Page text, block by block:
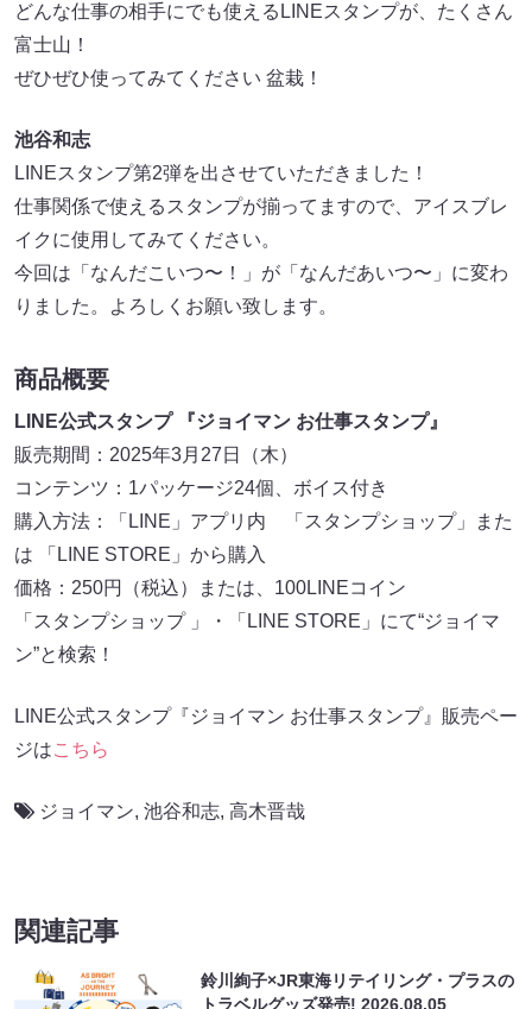
どんな仕事の相手にでも使えるLINEスタンプが、たくさん
富士山！
ぜひぜひ使ってみてください 盆栽！
池谷和志
LINEスタンプ第2弾を出させていただきました！
仕事関係で使えるスタンプが揃ってますので、アイスブレ
イクに使用してみてください。
今回は「なんだこいつ〜！」が「なんだあいつ〜」に変わ
りました。よろしくお願い致します。
商品概要
LINE公式スタンプ 『ジョイマン お仕事スタンプ』
販売期間：2025年3月27日（木）
コンテンツ：1パッケージ24個、ボイス付き
購入方法：「LINE」アプリ内 「スタンプショップ」また
は 「LINE STORE」から購入
価格：250円（税込）または、100LINEコイン
「スタンプショップ 」・「LINE STORE」にて“ジョイマ
ン”と検索！
LINE公式スタンプ『ジョイマン お仕事スタンプ』販売ペー
ジはこちら
ジョイマン, 池谷和志, 高木晋哉
関連記事
鈴川絢子×JR東海リテイリング・プラスの
トラベルグッズ発売!2026.08.05